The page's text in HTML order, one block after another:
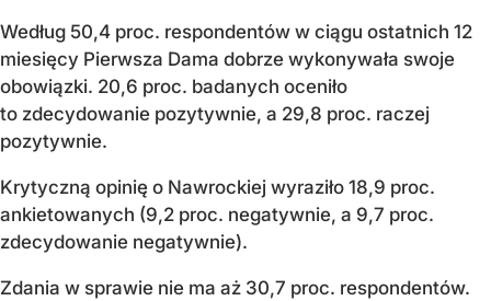
Według 50,4 proc. respondentów w ciągu ostatnich 12
miesięcy Pierwsza Dama dobrze wykonywała swoje
obowiązki. 20,6 proc. badanych oceniło
to zdecydowanie pozytywnie, a 29,8 proc. raczej
pozytywnie.
Krytyczną opinię o Nawrockiej wyraziło 18,9 proc.
ankietowanych (9,2 proc. negatywnie, a 9,7 proc.
zdecydowanie negatywnie).
Zdania w sprawie nie ma aż 30,7 proc. respondentów.